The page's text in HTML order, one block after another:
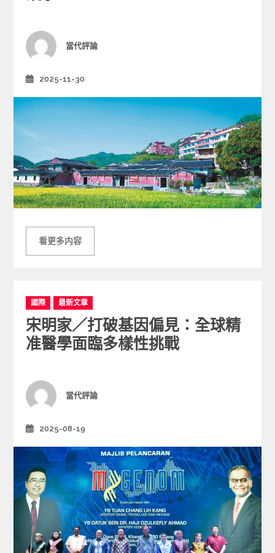
i
e
Author
當代評論
2025-11-30
看更多内容
C
a
t
e
g
i
e
國際 最新文章
宋明家／打破基因偏見：全球精
准醫學面臨多樣性挑戰
Author
當代評論
2025-08-19